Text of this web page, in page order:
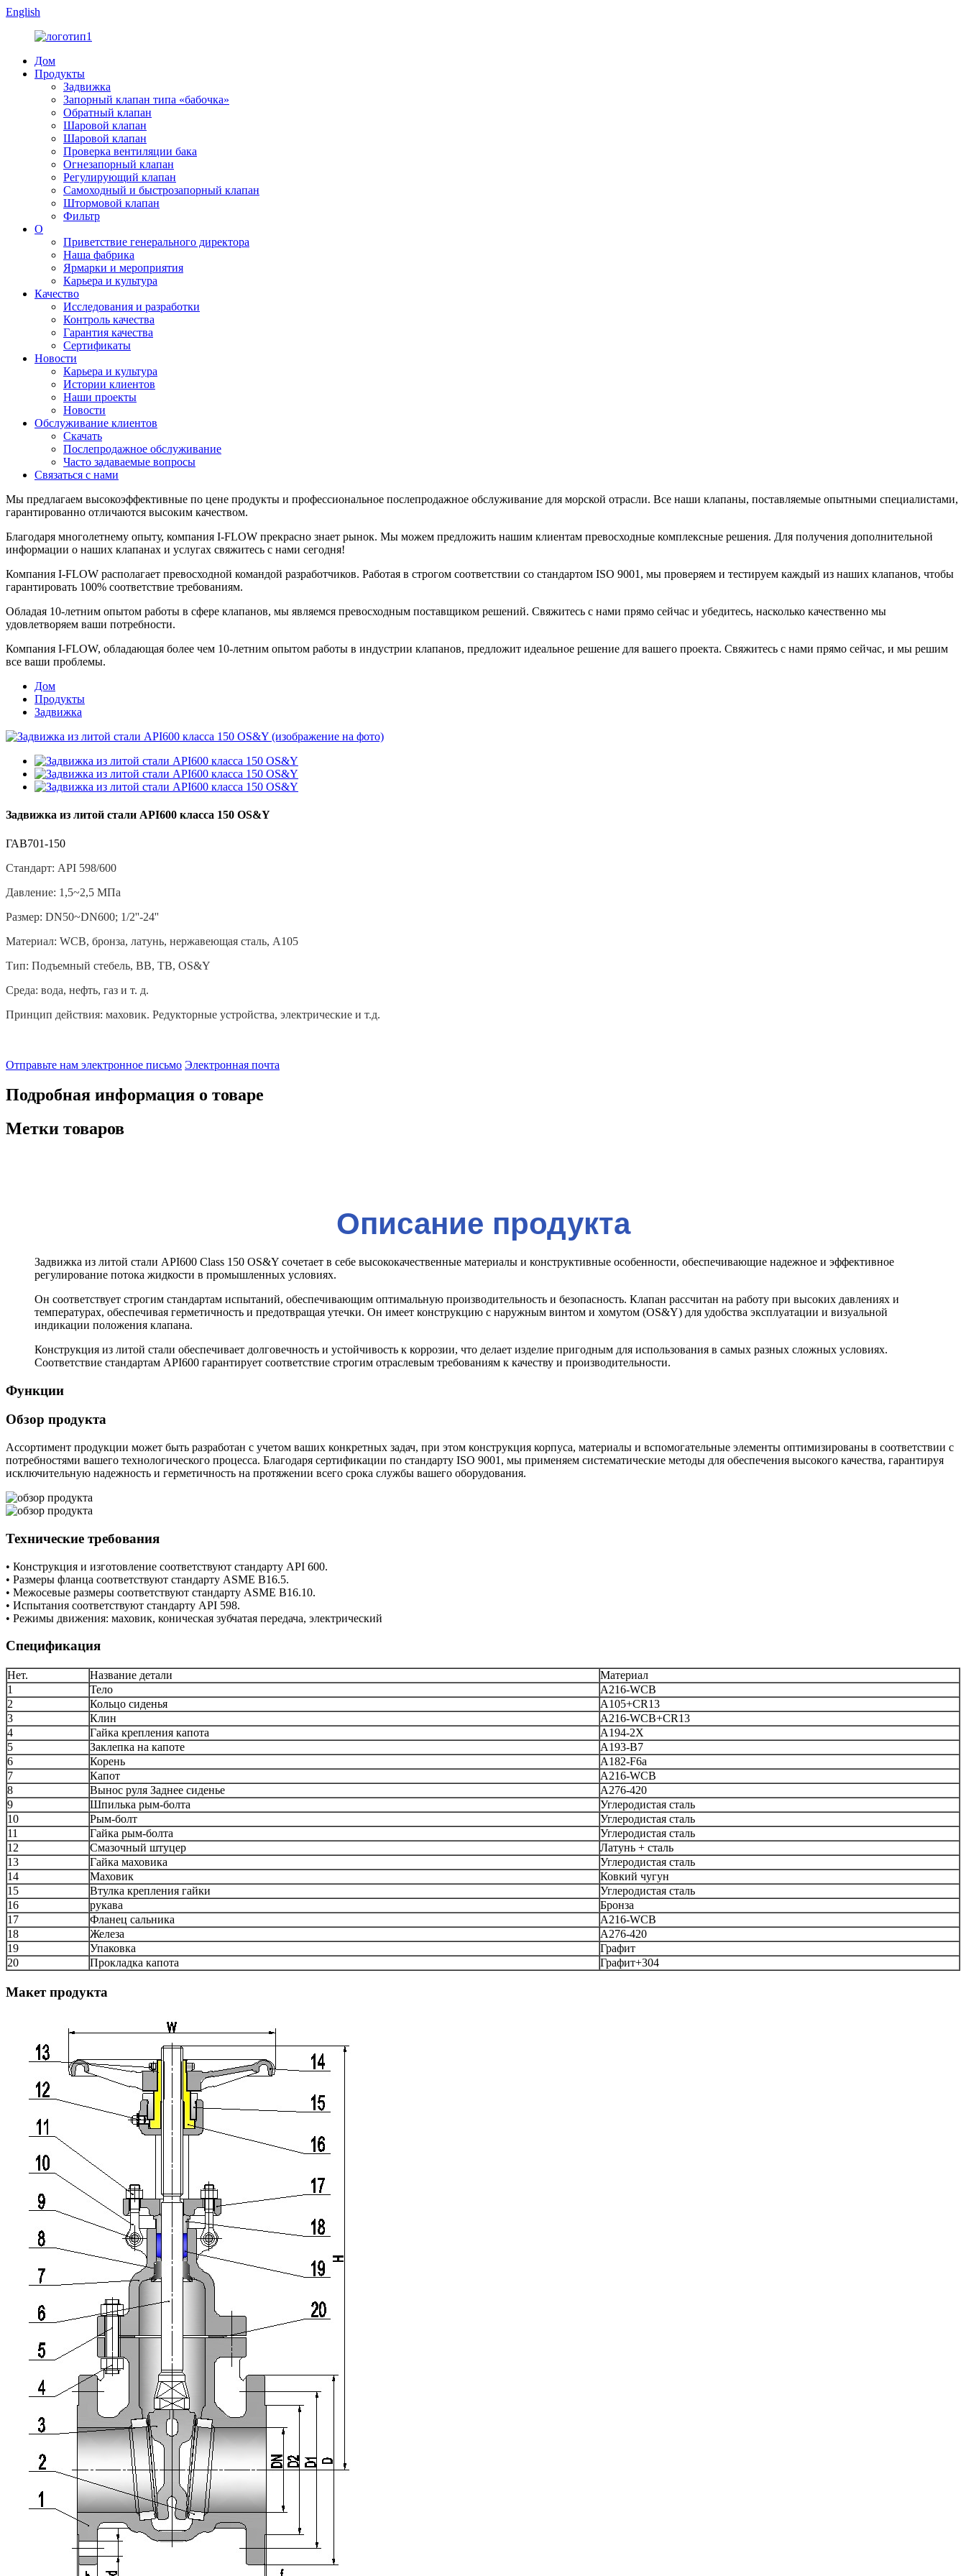
English
Дом
Продукты
Задвижка
Запорный клапан типа «бабочка»
Обратный клапан
Шаровой клапан
Шаровой клапан
Проверка вентиляции бака
Огнезапорный клапан
Регулирующий клапан
Самоходный и быстрозапорный клапан
Штормовой клапан
Фильтр
О
Приветствие генерального директора
Наша фабрика
Ярмарки и мероприятия
Карьера и культура
Качество
Исследования и разработки
Контроль качества
Гарантия качества
Сертификаты
Новости
Карьера и культура
Истории клиентов
Наши проекты
Новости
Обслуживание клиентов
Скачать
Послепродажное обслуживание
Часто задаваемые вопросы
Связаться с нами
Мы предлагаем высокоэффективные по цене продукты и профессиональное послепродажное обслуживание для морской отрасли. Все наши клапаны, поставляемые опытными специалистами,
гарантированно отличаются высоким качеством.
Благодаря многолетнему опыту, компания I-FLOW прекрасно знает рынок. Мы можем предложить нашим клиентам превосходные комплексные решения. Для получения дополнительной
информации о наших клапанах и услугах свяжитесь с нами сегодня!
Компания I-FLOW располагает превосходной командой разработчиков. Работая в строгом соответствии со стандартом ISO 9001, мы проверяем и тестируем каждый из наших клапанов, чтобы
гарантировать 100% соответствие требованиям.
Обладая 10-летним опытом работы в сфере клапанов, мы являемся превосходным поставщиком решений. Свяжитесь с нами прямо сейчас и убедитесь, насколько качественно мы
удовлетворяем ваши потребности.
Компания I-FLOW, обладающая более чем 10-летним опытом работы в индустрии клапанов, предложит идеальное решение для вашего проекта. Свяжитесь с нами прямо сейчас, и мы решим
все ваши проблемы.
Дом
Продукты
Задвижка
Задвижка из литой стали API600 класса 150 OS&Y
ГАВ701-150
Стандарт: API 598/600
Давление: 1,5~2,5 МПа
Размер: DN50~DN600; 1/2''-24''
Материал: WCB, бронза, латунь, нержавеющая сталь, A105
Тип: Подъемный стебель, BB, TB, OS&Y
Среда: вода, нефть, газ и т. д.
Принцип действия: маховик. Редукторные устройства, электрические и т.д.
Отправьте нам электронное письмо Электронная почта
Подробная информация о товаре
Метки товаров
Описание продукта
Задвижка из литой стали API600 Class 150 OS&Y сочетает в себе высококачественные материалы и конструктивные особенности, обеспечивающие надежное и эффективное
регулирование потока жидкости в промышленных условиях.
Он соответствует строгим стандартам испытаний, обеспечивающим оптимальную производительность и безопасность. Клапан рассчитан на работу при высоких давлениях и
температурах, обеспечивая герметичность и предотвращая утечки. Он имеет конструкцию с наружным винтом и хомутом (OS&Y) для удобства эксплуатации и визуальной
индикации положения клапана.
Конструкция из литой стали обеспечивает долговечность и устойчивость к коррозии, что делает изделие пригодным для использования в самых разных сложных условиях.
Соответствие стандартам API600 гарантирует соответствие строгим отраслевым требованиям к качеству и производительности.
Функции
Обзор продукта
Ассортимент продукции может быть разработан с учетом ваших конкретных задач, при этом конструкция корпуса, материалы и вспомогательные элементы оптимизированы в соответствии с
потребностями вашего технологического процесса. Благодаря сертификации по стандарту ISO 9001, мы применяем систематические методы для обеспечения высокого качества, гарантируя
исключительную надежность и герметичность на протяжении всего срока службы вашего оборудования.
Технические требования
• Конструкция и изготовление соответствуют стандарту API 600.
• Размеры фланца соответствуют стандарту ASME B16.5.
• Межосевые размеры соответствуют стандарту ASME B16.10.
• Испытания соответствуют стандарту API 598.
• Режимы движения: маховик, коническая зубчатая передача, электрический
Спецификация
Нет. Название детали
Материал
1
Тело
A216-WCB
2
Кольцо сиденья
A105+CR13
3
Клин
A216-WCB+CR13
4
Гайка крепления капота
А194-2Х
5
Заклепка на капоте
A193-B7
6
Корень
A182-F6a
7
Капот
A216-WCB
8
Вынос руля Заднее сиденье
A276-420
9
Шпилька рым-болта
Углеродистая сталь
10
Рым-болт
Углеродистая сталь
11
Гайка рым-болта
Углеродистая сталь
12
Смазочный штуцер
Латунь + сталь
13
Гайка маховика
Углеродистая сталь
14
Маховик
Ковкий чугун
15
Втулка крепления гайки
Углеродистая сталь
16
рукава
Бронза
17
Фланец сальника
A216-WCB
18
Железа
A276-420
19
Упаковка
Графит
20
Прокладка капота Графит+304
Макет продукта